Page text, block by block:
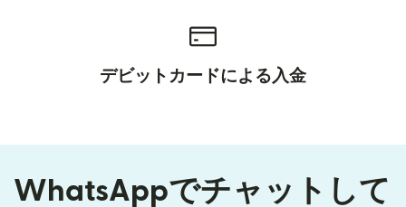
デビットカードによる入金
WhatsAppでチャットして